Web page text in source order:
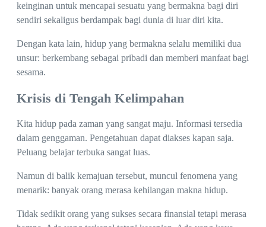
keinginan untuk mencapai sesuatu yang bermakna bagi diri
sendiri sekaligus berdampak bagi dunia di luar diri kita.
Dengan kata lain, hidup yang bermakna selalu memiliki dua
unsur: berkembang sebagai pribadi dan memberi manfaat bagi
sesama.
Krisis di Tengah Kelimpahan
Kita hidup pada zaman yang sangat maju. Informasi tersedia
dalam genggaman. Pengetahuan dapat diakses kapan saja.
Peluang belajar terbuka sangat luas.
Namun di balik kemajuan tersebut, muncul fenomena yang
menarik: banyak orang merasa kehilangan makna hidup.
Tidak sedikit orang yang sukses secara finansial tetapi merasa